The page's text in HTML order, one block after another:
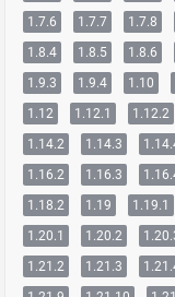
1.7.6
1.7.7 1.7.8
1.8.4
1.8.5 1.8.6
1.9.3
1.9.4 1.10
1.12
1.12.1 1.12.2
1.14.2
1.14.3
1.16.2
1.16.3
1.18.2
1.19 1.19.1
1.20.1
1.20.2
1.21.2
1.21.3